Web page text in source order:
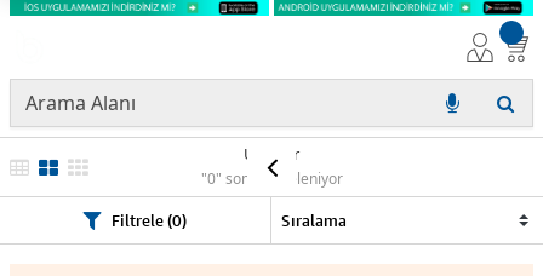
Ürünler
"0" sonuç listeleniyor
Filtrele (0)